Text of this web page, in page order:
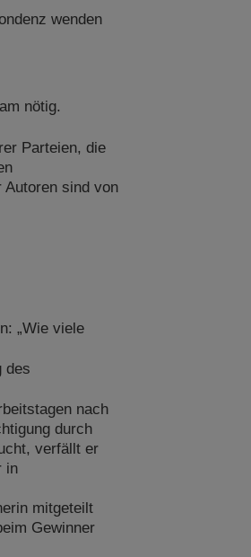
wenden
nötig.
Parteien, die
Autoren sind von
„Wie viele
des
nach
durch
verfällt er
in
mitgeteilt
Gewinner